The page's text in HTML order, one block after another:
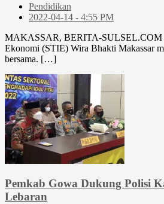
Pendidikan
2022-04-14 - 4:55 PM
MAKASSAR, BERITA-SULSEL.COM
Ekonomi (STIE) Wira Bhakti Makassar
bersama. […]
Pemkab Gowa Dukung Polisi
Lebaran